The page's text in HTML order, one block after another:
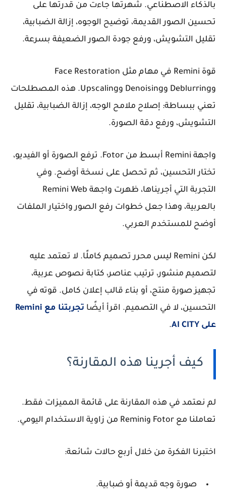
بالذكاء الاصطناعي. شهرتها جاءت من قدرتها على
تحسين الصور القديمة، توضيح الوجوه، إزالة الضبابية،
تقليل التشويش، ورفع جودة الصور الضعيفة بسرعة.
قوة Remini في مهام مثل Face Restoration
وDeblurring وDenoising وUpscaling. هذه المصطلحات
تعني ببساطة: إصلاح ملامح الوجه، إزالة الضبابية، تقليل
التشويش، ورفع دقة الصورة.
واجهة Remini أبسط من Fotor. ترفع الصورة أو الفيديو،
تختار التحسين، ثم تحصل على نسخة أوضح. وفي
التجربة التي أجريناها، ظهرت واجهة Remini Web
بالعربية، وهذا جعل خطوات رفع الصور واختيار الملفات
أوضح للمستخدم العربي.
لكن Remini ليس محرر تصميم كاملًا. لا تعتمد عليه
لتصميم منشور، ترتيب عناصر، كتابة نصوص عربية،
تجهيز صورة منتج، أو بناء قالب إعلان كامل. قوته في
التحسين، لا في التصميم. اقرأ أيضًا
تجربتنا مع Remini
على AI CITY
.
كيف أجرينا هذه المقارنة؟
لم نعتمد في هذه المقارنة على قائمة المميزات فقط.
تعاملنا مع Fotor وRemini من زاوية الاستخدام اليومي.
اختبرنا الفكرة من خلال أربع حالات شائعة:
صورة وجه قديمة أو ضبابية.